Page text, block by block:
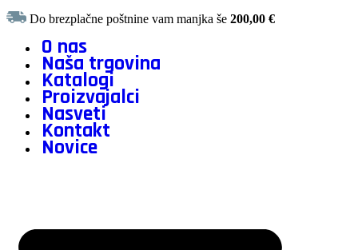
Do brezplačne poštnine vam manjka še200,00€
O nas
Naša trgovina
Katalogi
Proizvajalci
Nasveti
Kontakt
Novice